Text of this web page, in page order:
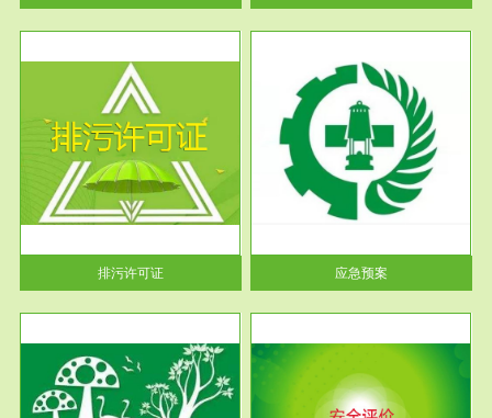
排污许可证
服务范围
应急预案
根据《中华人民共和国环境保护
法》第十九条 企业事业单位应
当按照...
应急预案
服务范围